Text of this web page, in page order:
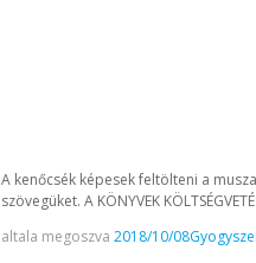
A kenőcsék képesek feltölteni a
szövegüket. A KÖNYVEK
altala megoszva 2018/10/08